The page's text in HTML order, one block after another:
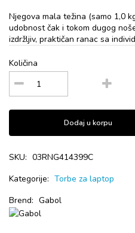
Njegova mala težina (samo 1,0
udobnost čak i tokom dugog
izdržljiv, praktičan ranac sa
Količina
Dodaj u korpu
SKU: 03RNG414399C
Kategorije: Torbe za laptop
Brend: Gabol